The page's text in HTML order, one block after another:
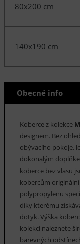
80x200 cm
140x190 cm
Obecné info
Koberce z kolekce
designem. Bez
obývacího pokoje,
dokonalým
koberce bez vlasu
kobercům originální
polypropylenu
díky kterému
dotyk. Výška
kolekci naleznete
barevných